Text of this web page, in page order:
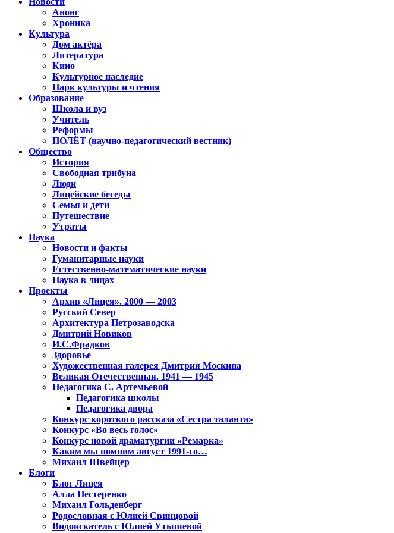
Анонс
Хроника
Культура
Дом актёра
Литература
Кино
Культурное наследие
Парк культуры и чтения
Образование
Школа и вуз
Учитель
Реформы
ПОЛЁТ (научно-педагогический вестник)
Общество
История
Свободная трибуна
Люди
Лицейские беседы
Семья и дети
Путешествие
Утраты
Наука
Новости и факты
Гуманитарные науки
Естественно-математические науки
Наука в лицах
Проекты
Архив «Лицея». 2000 — 2003
Русский Север
Архитектура Петрозаводска
Дмитрий Новиков
И.С.Фрадков
Здоровье
Художественная галерея Дмитрия Москина
Великая Отечественная. 1941 — 1945
Педагогика С. Артемьевой
Педагогика школы
Педагогика двора
Конкурс короткого рассказа «Сестра таланта»
Конкурс «Во весь голос»
Конкурс новой драматургии «Ремарка»
Каким мы помним август 1991-го…
Михаил Швейцер
Блоги
Блог Лицея
Алла Нестеренко
Михаил Гольденберг
Родословная с Юлией Свинцовой
Видоискатель с Юлией Утышевой